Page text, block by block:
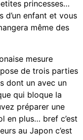
princesses…
enfant et vous
même des
mesure
de trois parties
dont un avec un
qui bloque la
préparer une
en plus… bref c’est
au Japon c’est